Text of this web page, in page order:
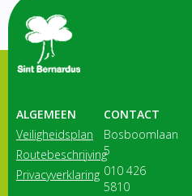
ALGEMEEN
Veiligheidsplan
Routebeschrijving
Privacyverklaring
CONTACT
Bosboomlaan
5
010 426
5810